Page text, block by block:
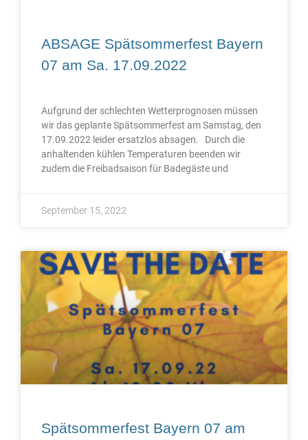
ABSAGE Spätsommerfest Bayern
07 am Sa. 17.09.2022
Aufgrund der schlechten Wetterprognosen müssen
wir das geplante Spätsommerfest am Samstag, den
17.09.2022 leider ersatzlos absagen. Durch die
anhaltenden kühlen Temperaturen beenden wir
zudem die Freibadsaison für Badegäste und
September 15, 2022
Spätsommerfest Bayern 07 am